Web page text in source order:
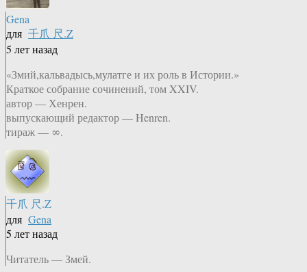
Gena
для 千爪 尺.Z
5 лет назад
«Змий,кальвадысь,мулатге и их роль в Истории.»
Краткое собрание сочинений, том XXIV.
автор — Хенрен.
выпускающий редактор — Henren.
тираж — ∞.
千爪 尺.Z
для Gena
5 лет назад
Читатель — Змей.